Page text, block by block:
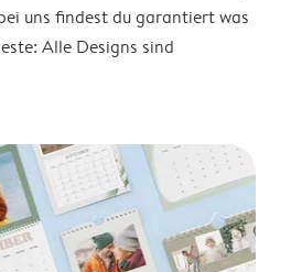
uns findest du garantiert was
Alle Designs sind